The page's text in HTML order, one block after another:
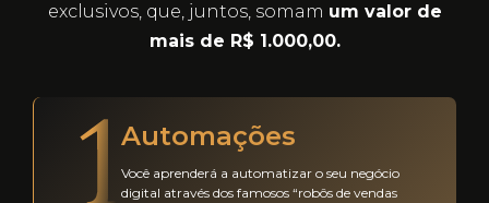
exclusivos, que, juntos, somam um valor de
mais de R$ 1.000,00.
Automações
Você aprenderá a automatizar o seu negócio
digital através dos famosos “robôs de vendas